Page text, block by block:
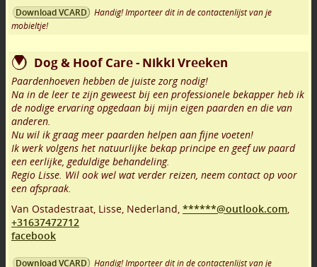
Download VCARD
Handig! Importeer dit in de contactenlijst van je
mobieltje!
Dog & Hoof Care - Nikki Vreeken
Paardenhoeven hebben de juiste zorg nodig!
Na in de leer te zijn geweest bij een professionele bekapper heb ik
de nodige ervaring opgedaan bij mijn eigen paarden en die van
anderen.
Nu wil ik graag meer paarden helpen aan fijne voeten!
Ik werk volgens het natuurlijke bekap principe en geef uw paard
een eerlijke, geduldige behandeling.
Regio Lisse. Wil ook wel wat verder reizen, neem contact op voor
een afspraak.
Van Ostadestraat, Lisse, Nederland, ******@outlook.com,
+31637472712
facebook
Download VCARD Handig! Importeer dit in de contactenlijst van je